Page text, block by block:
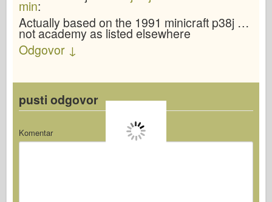
min:
Actually based on the 1991 minicraft p38j …
not academy as listed elsewhere
Odgovor ↓
pusti odgovor
Komentar